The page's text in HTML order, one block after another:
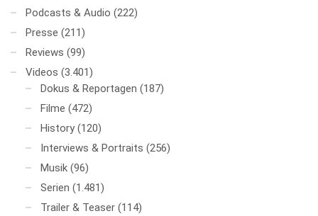
Podcasts & Audio (222)
Presse (211)
Reviews (99)
Videos (3.401)
Dokus & Reportagen (187)
Filme (472)
History (120)
Interviews & Portraits (256)
Musik (96)
Serien (1.481)
Trailer & Teaser (114)